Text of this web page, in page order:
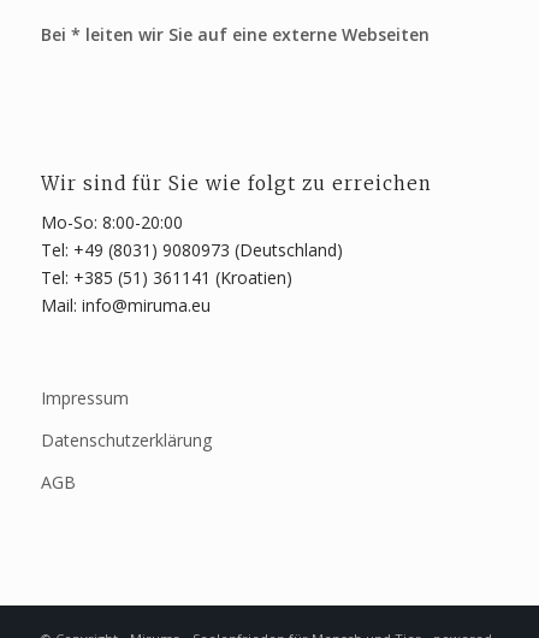
Bei * leiten wir Sie auf eine externe Webseiten
Wir sind für Sie wie folgt zu erreichen
Mo-So: 8:00-20:00
Tel: +49 (8031) 9080973 (Deutschland)
Tel: +385 (51) 361141 (Kroatien)
Mail: info@miruma.eu
Impressum
Datenschutzerklärung
AGB